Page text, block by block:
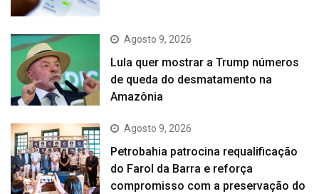
Agosto 9, 2026
Lula quer mostrar a Trump números
de queda do desmatamento na
Amazônia
Agosto 9, 2026
Petrobahia patrocina requalificação
do Farol da Barra e reforça
compromisso com a preservação do